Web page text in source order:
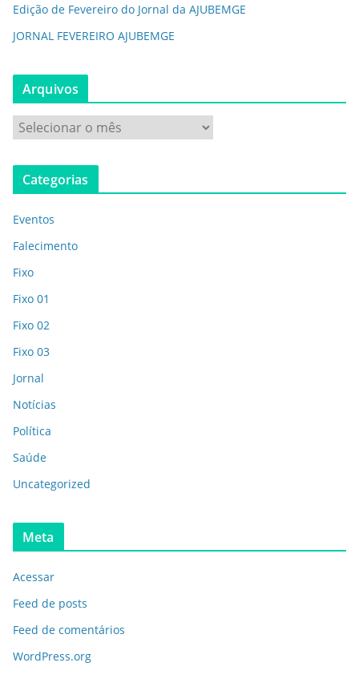
Edição de Fevereiro do Jornal da AJUBEMGE
JORNAL FEVEREIRO AJUBEMGE
Arquivos
Categorias
Eventos
Falecimento
Fixo
Fixo 01
Fixo 02
Fixo 03
Jornal
Notícias
Política
Saúde
Uncategorized
Meta
Acessar
Feed de posts
Feed de comentários
WordPress.org